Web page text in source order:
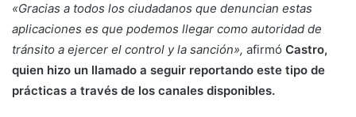
«Gracias a todos los ciudadanos que denuncian estas
aplicaciones es que podemos llegar como autoridad de
tránsito a ejercer el control y la sanción», afirmó Castro,
quien hizo un llamado a seguir reportando este tipo de
prácticas a través de los canales disponibles.